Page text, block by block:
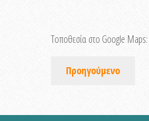
Τοποθεσία στο Google Maps:
Προηγούμενο